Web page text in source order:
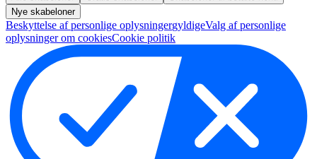
Nye skabeloner
Beskyttelse af personlige oplysningergyldigeValg af personlige
oplysninger om cookiesCookie politik